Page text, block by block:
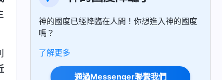
神的國度已經降臨在人間！你想進入神的國度
嗎？
了解更多
通過Messenger聯繫我們